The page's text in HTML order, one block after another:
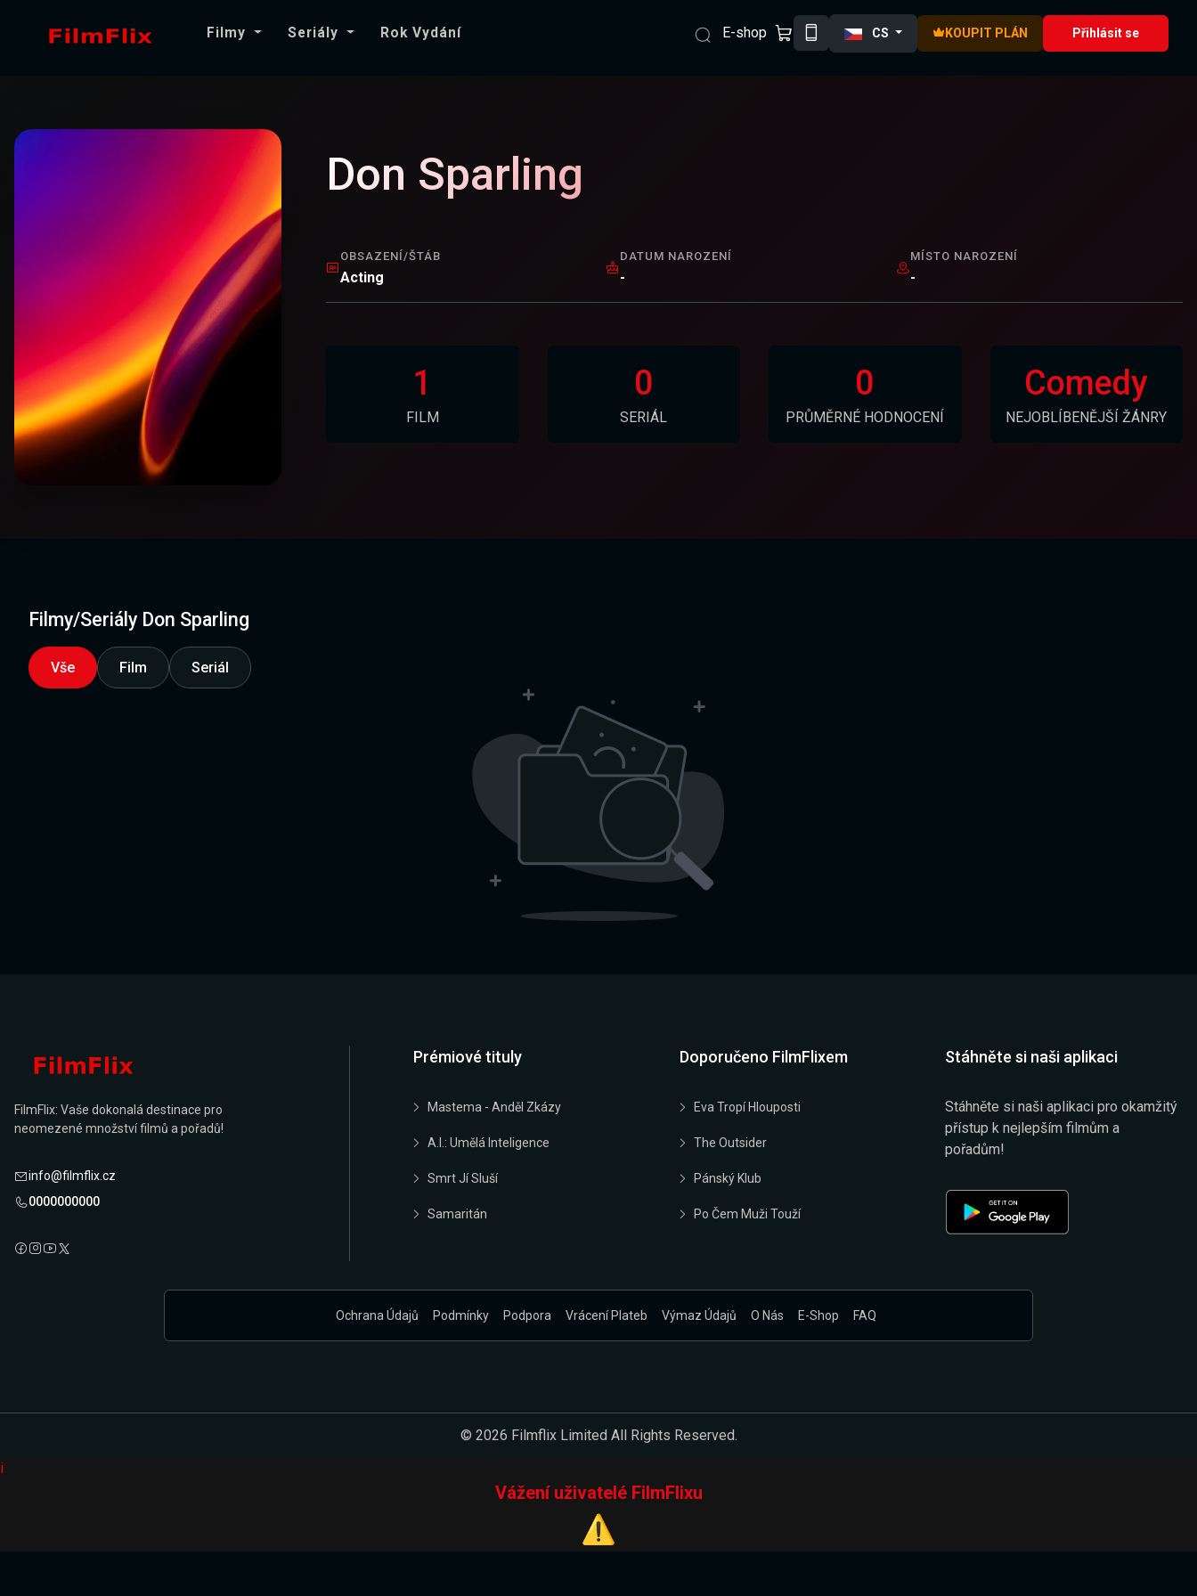
Filmy Seriály Rok Vydání E-shop CS KOUPIT PLÁN Přihlásit se
Don Sparling
OBSAZENÍ/ŠTÁB
Acting
DATUM NAROZENÍ
-
MÍSTO NAROZENÍ
-
1
FILM
0
SERIÁL
0
PRŮMĚRNÉ HODNOCENÍ
Comedy
NEJOBLÍBENĚJŠÍ ŽÁNRY
Filmy/Seriály Don Sparling
Vše Film Seriál
FilmFlix: Vaše dokonalá destinace pro
neomezené množství filmů a pořadů!
info@filmflix.cz
0000000000
Prémiové tituly
Mastema - Anděl Zkázy
A.I.: Umělá Inteligence
Smrt Jí Sluší
Samaritán
Doporučeno FilmFlixem
Eva Tropí Hlouposti
The Outsider
Pánský Klub
Po Čem Muži Touží
Stáhněte si naši aplikaci
Stáhněte si naši aplikaci pro okamžitý
přístup k nejlepším filmům a
pořadům!
Ochrana Údajů Podmínky Podpora Vrácení Plateb Výmaz Údajů O Nás E-Shop FAQ
© 2026 Filmflix Limited All Rights Reserved.
i
Vážení uživatelé FilmFlixu
⚠️